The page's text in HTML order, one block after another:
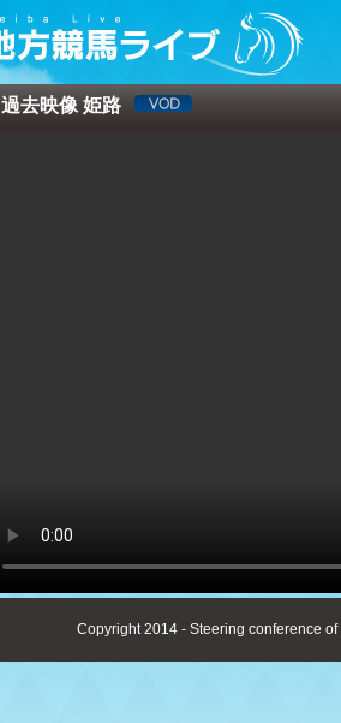
過去映像 姫路
Copyright 2014 - Steering conference